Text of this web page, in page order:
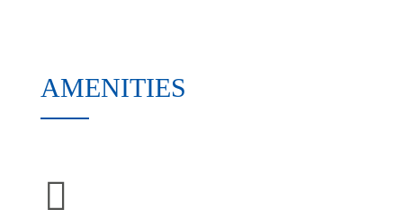
AMENITIES